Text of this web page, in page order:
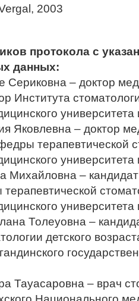
2003
протокола с
данных:
Сериковна – доктор
Института
Яковлевна – доктор
терапевтической
Михайловна –
Толеуовна –
детского
Тауасаровна – врач